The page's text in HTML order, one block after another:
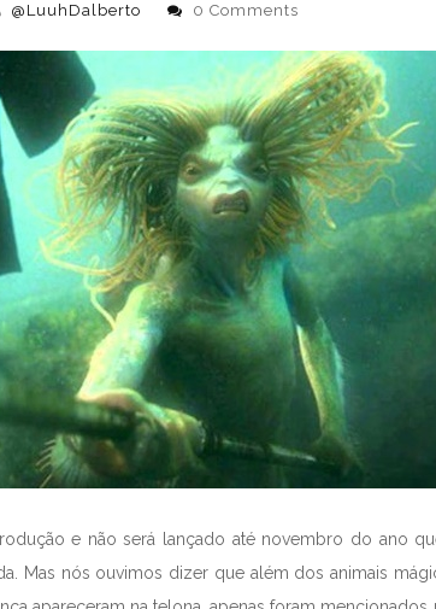
@LuuhDalberto 0 Comments
e não será lançado até novembro do ano
Mas nós ouvimos dizer que além dos animais